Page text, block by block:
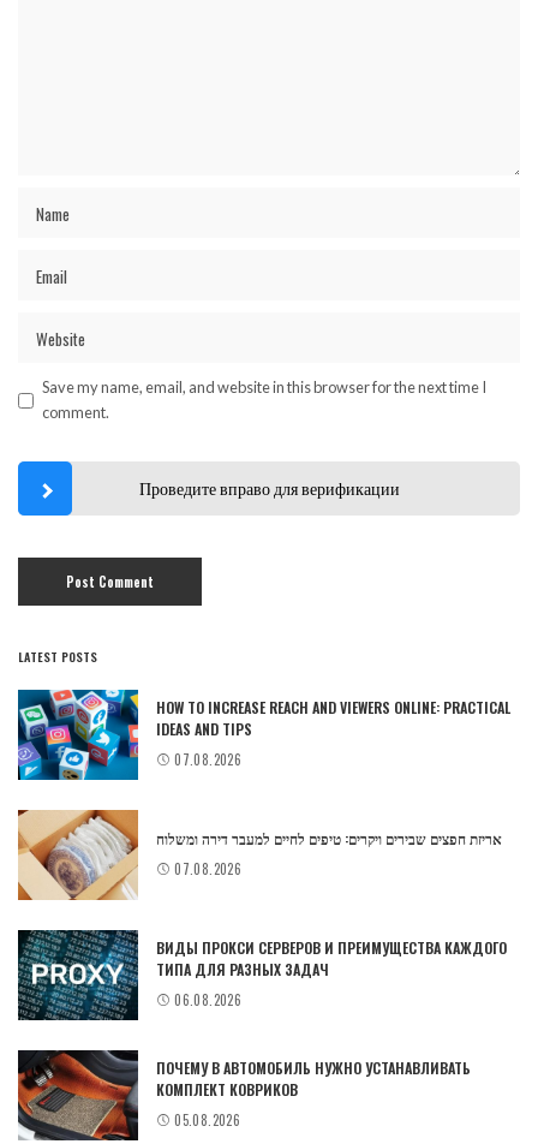
Save my name, email, and website in this browser for the next time I
comment.
Проведите вправо для верификации
LATEST POSTS
HOW TO INCREASE REACH AND VIEWERS ONLINE: PRACTICAL
IDEAS AND TIPS
07.08.2026
אריזת חפצים שבירים ויקרים: טיפים לחיים למעבר דירה ומשלוח
07.08.2026
ВИДЫ ПРОКСИ СЕРВЕРОВ И ПРЕИМУЩЕСТВА КАЖДОГО
ТИПА ДЛЯ РАЗНЫХ ЗАДАЧ
06.08.2026
ПОЧЕМУ В АВТОМОБИЛЬ НУЖНО УСТАНАВЛИВАТЬ
КОМПЛЕКТ КОВРИКОВ
05.08.2026